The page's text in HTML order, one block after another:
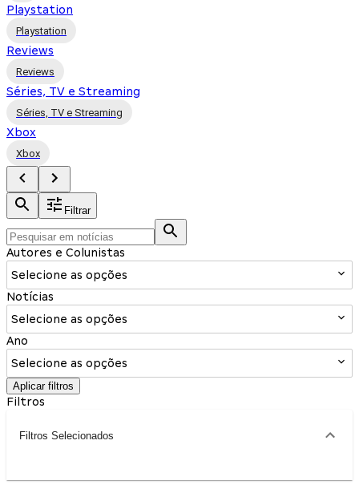
Playstation
Playstation
Reviews
Reviews
Séries, TV e Streaming
Séries, TV e Streaming
Xbox
Xbox
Filtrar
Autores e Colunistas
Selecione as opções
Notícias
Selecione as opções
Ano
Selecione as opções
Aplicar filtros
Filtros
Filtros Selecionados